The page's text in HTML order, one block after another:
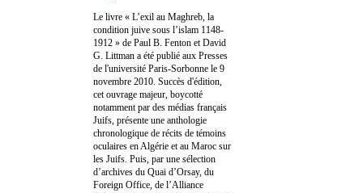
Le livre « L’exil au Maghreb, la
condition juive sous l’islam 1148-
1912 » de Paul B. Fenton et David
G. Littman a été publié aux Presses
de l'université Paris-Sorbonne le 9
novembre 2010. Succès d'édition,
cet ouvrage majeur, boycotté
notamment par des médias français
Juifs, présente une anthologie
chronologique de récits de témoins
oculaires en Algérie et au Maroc sur
les Juifs. Puis, par une sélection
d’archives du Quai d’Orsay, du
Foreign Office, de l’Alliance